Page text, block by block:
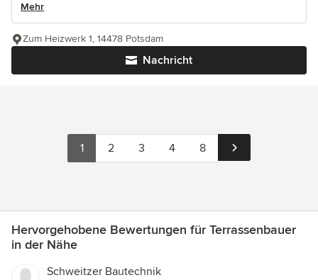
Mehr
Nachricht
Zum Heizwerk 1, 14478 Potsdam
1 2 3 4 8
Hervorgehobene Bewertungen für Terrassenbauer
in der Nähe
Schweitzer Bautechnik